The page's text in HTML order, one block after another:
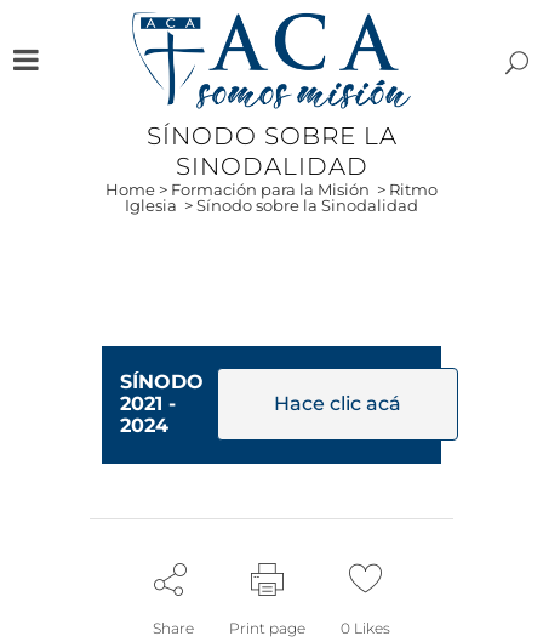
SÍNODO SOBRE LA
SINODALIDAD
Home > Formación para la Misión > Ritmo
Iglesia >Sínodo sobre la Sinodalidad
SÍNODO
2021 -
2024
Hace clic acá
Share Print page 0 Likes